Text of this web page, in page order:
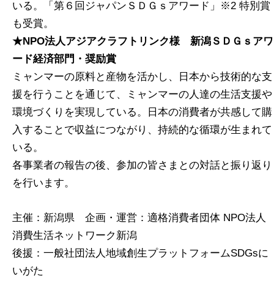
いる。「第６回ジャパンＳＤＧｓアワード」※2 特別賞
も受賞。
★NPO法人アジアクラフトリンク様 新潟ＳＤＧｓアワ
ード経済部門・奨励賞
ミャンマーの原料と産物を活かし、日本から技術的な支
援を行うことを通じて、ミャンマーの人達の生活支援や
環境づくりを実現している。日本の消費者が共感して購
入することで収益につながり、持続的な循環が生まれて
いる。
各事業者の報告の後、参加の皆さまとの対話と振り返り
を行います。
主催：新潟県 企画・運営：適格消費者団体 NPO法人
消費生活ネットワーク新潟
後援：一般社団法人地域創生プラットフォームSDGsに
いがた